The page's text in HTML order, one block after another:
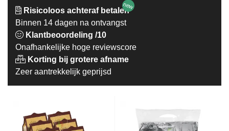
Risicoloos achteraf betalen
Binnen 14 dagen na ontvangst
new
Klantbeoordeling /10
Onafhankelijke hoge reviewscore
Korting bij grotere afname
Zeer aantrekkelijk geprijsd